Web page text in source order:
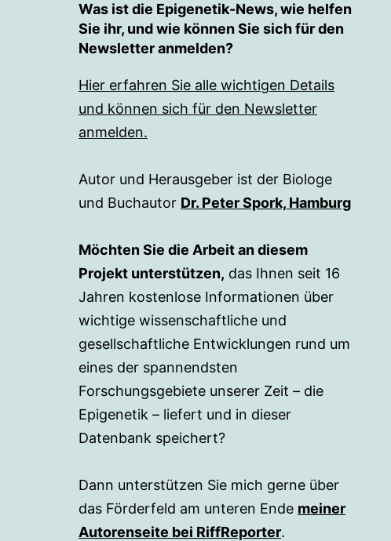
Was ist die Epigenetik-News, wie helfen
Sie ihr, und wie können Sie sich für den
Newsletter anmelden?
Hier erfahren Sie alle wichtigen Details
und können sich für den Newsletter
anmelden.
Autor und Herausgeber ist der Biologe
und Buchautor Dr. Peter Spork, Hamburg
Möchten Sie die Arbeit an diesem
Projekt unterstützen, das Ihnen seit 16
Jahren kostenlose Informationen über
wichtige wissenschaftliche und
gesellschaftliche Entwicklungen rund um
eines der spannendsten
Forschungsgebiete unserer Zeit – die
Epigenetik – liefert und in dieser
Datenbank speichert?
Dann unterstützen Sie mich gerne über
das Förderfeld am unteren Ende meiner
Autorenseite bei RiffReporter.